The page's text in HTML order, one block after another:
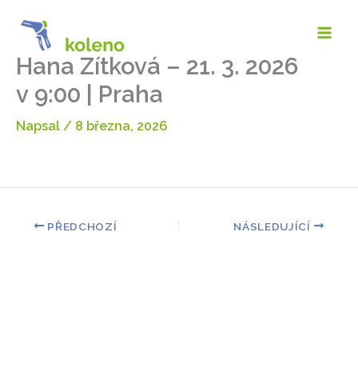
Hana Zítková – 21. 3. 2026
v 9:00 | Praha
Napsal / 8 března, 2026
PŘEDCHOZÍ NÁSLEDUJÍCÍ